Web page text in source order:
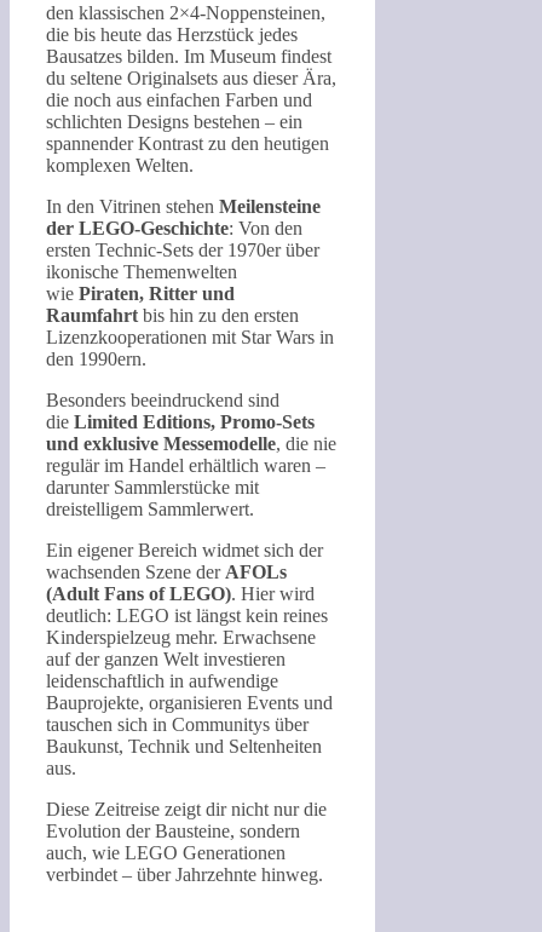
den klassischen 2×4-Noppensteinen,
die bis heute das Herzstück jedes
Bausatzes bilden. Im Museum findest
du seltene Originalsets aus dieser Ära,
die noch aus einfachen Farben und
schlichten Designs bestehen – ein
spannender Kontrast zu den heutigen
komplexen Welten.
In den Vitrinen stehen Meilensteine
der LEGO-Geschichte: Von den
ersten Technic-Sets der 1970er über
ikonische Themenwelten
wie Piraten, Ritter und
Raumfahrt bis hin zu den ersten
Lizenzkooperationen mit Star Wars in
den 1990ern.
Besonders beeindruckend sind
die Limited Editions, Promo-Sets
und exklusive Messemodelle, die nie
regulär im Handel erhältlich waren –
darunter Sammlerstücke mit
dreistelligem Sammlerwert.
Ein eigener Bereich widmet sich der
wachsenden Szene der AFOLs
(Adult Fans of LEGO). Hier wird
deutlich: LEGO ist längst kein reines
Kinderspielzeug mehr. Erwachsene
auf der ganzen Welt investieren
leidenschaftlich in aufwendige
Bauprojekte, organisieren Events und
tauschen sich in Communitys über
Baukunst, Technik und Seltenheiten
aus.
Diese Zeitreise zeigt dir nicht nur die
Evolution der Bausteine, sondern
auch, wie LEGO Generationen
verbindet – über Jahrzehnte hinweg.